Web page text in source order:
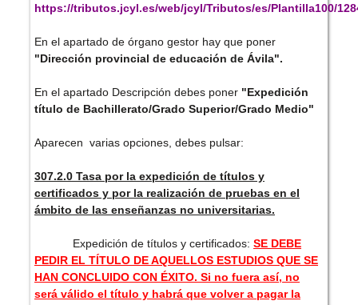
https://tributos.jcyl.es/web/jcyl/Tributos/es/Plantilla100/
En el apartado de órgano gestor hay que poner
"Dirección provincial de educación de Ávila".
En el apartado Descripción debes poner "Expedición
título de Bachillerato/Grado Superior/Grado Medio"
Aparecen varias opciones, debes pulsar:
307.2.0 Tasa por la expedición de títulos y
certificados y por la realización de pruebas en el
ámbito de las enseñanzas no universitarias.
Expedición de títulos y certificados: SE DEBE
PEDIR EL TÍTULO DE AQUELLOS ESTUDIOS QUE SE
HAN CONCLUIDO CON ÉXITO. Si no fuera así, no
será válido el título y habrá que volver a pagar la